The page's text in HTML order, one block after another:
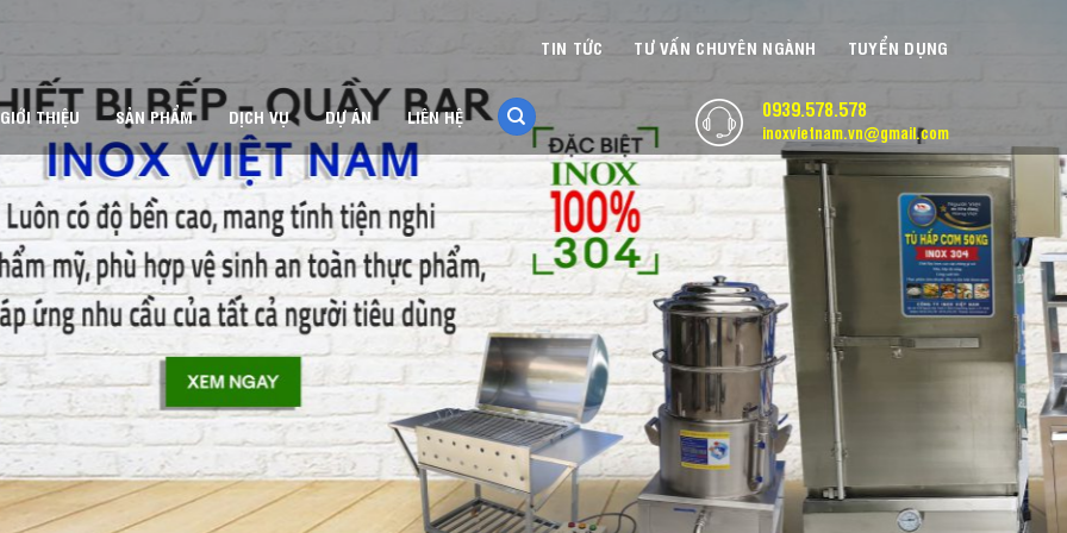
GIỚI THIỆU SẢN PHẨM DỊCH VỤ DỰ ÁN LIÊN HỆ 0939.578.578
inoxvietnam.vn@gmail.com
TIN TỨC TƯ VẤN CHUYÊN NGÀNH TUYỂN DỤNG